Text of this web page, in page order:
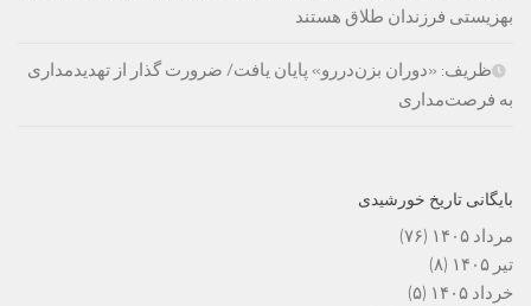
بهزیستی فرزندان طلاق هستند
ظریف: «دوران بزن‌دررو» پایان یافت/ ضرورت گذار از تهدیدمداری
به فرصت‌مداری
بایگانی تاریخ خورشیدی
مرداد ۱۴۰۵
(۷۶)
تیر ۱۴۰۵
(۸)
خرداد ۱۴۰۵
(۵)